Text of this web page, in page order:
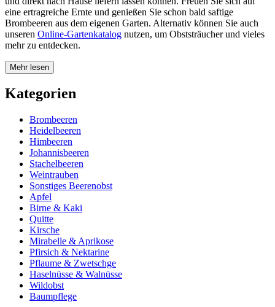
eine ertragreiche Ernte und genießen Sie schon bald saftige
Brombeeren aus dem eigenen Garten. Alternativ können Sie auch
unseren Online-Gartenkatalog nutzen, um Obststräucher und vieles
mehr zu entdecken.
Mehr lesen
Kategorien
Brombeeren
Heidelbeeren
Himbeeren
Johannisbeeren
Stachelbeeren
Weintrauben
Sonstiges Beerenobst
Apfel
Birne & Kaki
Quitte
Kirsche
Mirabelle & Aprikose
Pfirsich & Nektarine
Pflaume & Zwetschge
Haselnüsse & Walnüsse
Wildobst
Baumpflege